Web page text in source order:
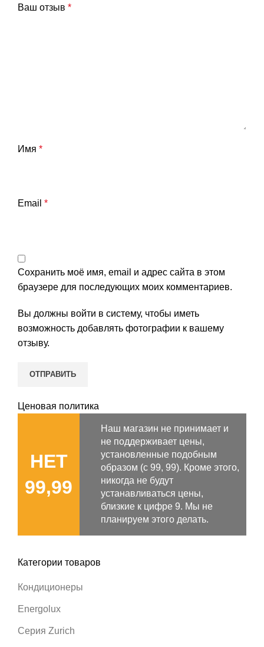
Ваш отзыв *
Имя *
Email *
Сохранить моё имя, email и адрес сайта в этом
браузере для последующих моих комментариев.
Вы должны войти в систему, чтобы иметь
возможность добавлять фотографии к вашему
отзыву.
Ценовая политика
НЕТ
99,99
Наш магазин не принимает и
не поддерживает цены,
установленные подобным
образом (с 99, 99). Кроме этого,
никогда не будут
устанавливаться цены,
близкие к цифре 9. Мы не
планируем этого делать.
Категории товаров
Кондиционеры
Energolux
Серия Zurich